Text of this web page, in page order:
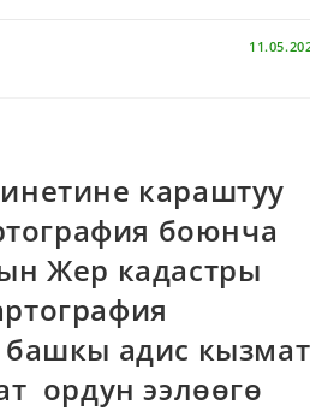
караштуу
боюнча
Жер кадастры
башкы адис кызмат
ордун ээлөөгө